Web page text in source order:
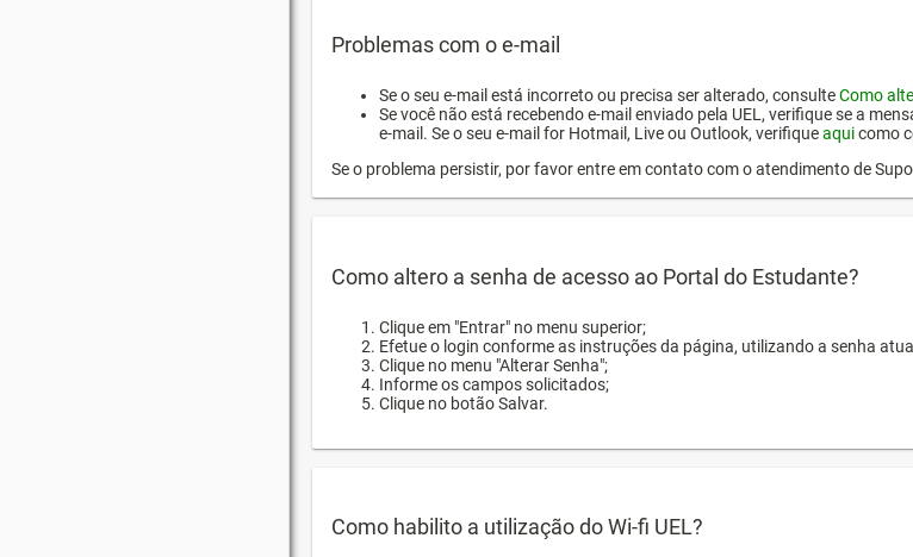
Problemas com o e-mail
Se o seu e-mail está incorreto ou precisa ser alterado, consulteComo
Se você não está recebendo e-mail enviado pela UEL, verifique se a
e-mail. Se o seu e-mail for Hotmail, Live ou Outlook, verifiqueaquicomo
Se o problema persistir, por favor entre em contato com o atendimento de
Como altero a senha de acesso ao Portal do Estudante?
Clique em "Entrar" no menu superior;
Efetue o login conforme as instruções da página, utilizando a senha
Clique no menu "Alterar Senha";
Informe os campos solicitados;
Clique no botão Salvar.
Como habilito a utilização do Wi-fi UEL?